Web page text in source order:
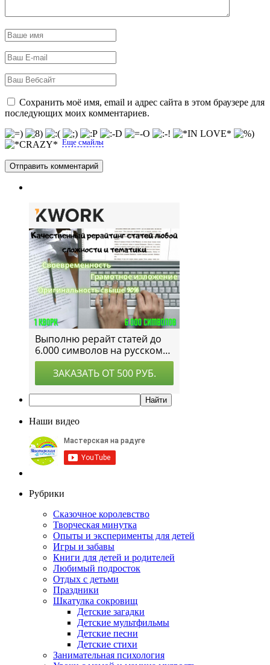
Сохранить моё имя, email и адрес сайта в этом браузере для
последующих моих комментариев.
Еще смайлы
Наши видео
Рубрики
Сказочное королевство
Творческая минутка
Опыты и эксперименты для детей
Игры и забавы
Книги для детей и родителей
Любимый подросток
Отдых с детьми
Праздники
Шкатулка сокровищ
Детские загадки
Детские мультфильмы
Детские песни
Детские стихи
Занимательная психология